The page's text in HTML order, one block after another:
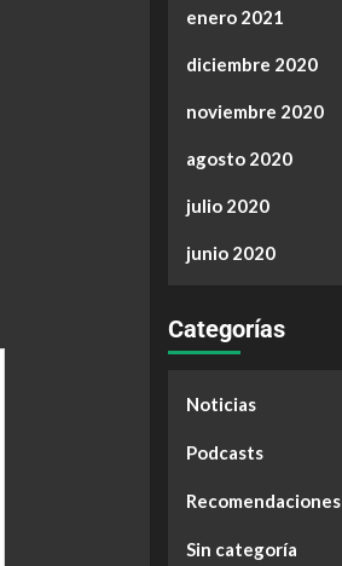
enero 2021
diciembre 2020
noviembre 2020
agosto 2020
julio 2020
junio 2020
Categorías
Noticias
Podcasts
Recomendaciones
Sin categoría